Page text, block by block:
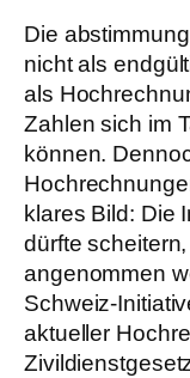
Die
nicht als
als
Zahlen sich im
können.
klares Bild: Die
dürfte
angenommen
Schweiz-
aktueller